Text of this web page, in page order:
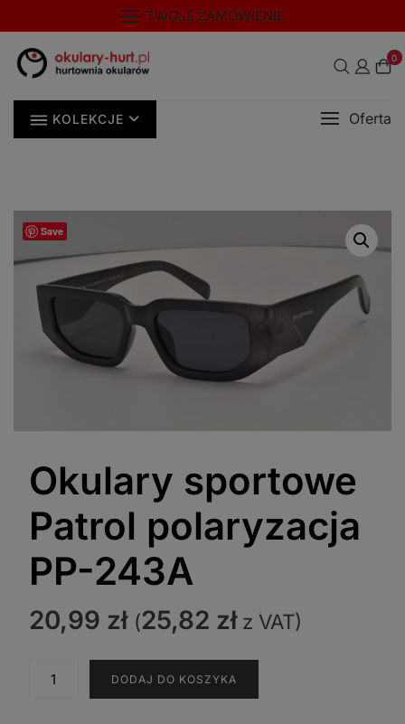
to
content
TWOJE ZAMÓWIENIE
0
KOLEKCJE Oferta
Save
Okulary sportowe
Patrol polaryzacja
PP-243A
20,99 zł (25,82 złz VAT)
DODAJ DO KOSZYKA
modal-check